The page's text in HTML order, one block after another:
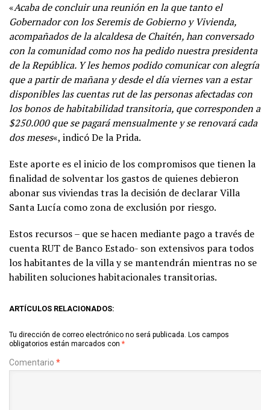
«Acaba de concluir una reunión en la que tanto el
Gobernador con los Seremis de Gobierno y Vivienda,
acompañados de la alcaldesa de Chaitén, han conversado
con la comunidad como nos ha pedido nuestra presidenta
de la República. Y les hemos podido comunicar con alegría
que a partir de mañana y desde el día viernes van a estar
disponibles las cuentas rut de las personas afectadas con
los bonos de habitabilidad transitoria, que corresponden a
$250.000 que se pagará mensualmente y se renovará cada
dos meses«, indicó De la Prida.
Este aporte es el inicio de los compromisos que tienen la
finalidad de solventar los gastos de quienes debieron
abonar sus viviendas tras la decisión de declarar Villa
Santa Lucía como zona de exclusión por riesgo.
Estos recursos – que se hacen mediante pago a través de
cuenta RUT de Banco Estado- son extensivos para todos
los habitantes de la villa y se mantendrán mientras no se
habiliten soluciones habitacionales transitorias.
ARTÍCULOS RELACIONADOS:
Tu dirección de correo electrónico no será publicada. Los campos
obligatorios están marcados con *
Comentario *